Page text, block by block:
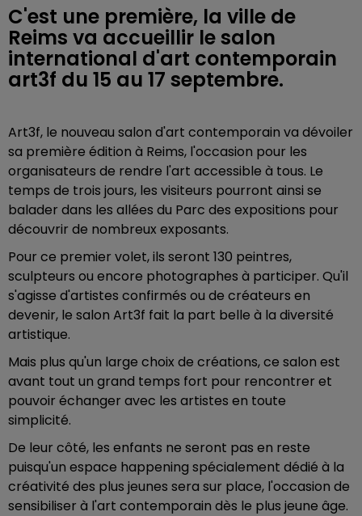
C'est une première, la ville de
Reims va accueillir le salon
international d'art contemporain
art3f du 15 au 17 septembre.
Art3f, le nouveau salon d'art contemporain va dévoiler
sa première édition à Reims, l'occasion pour les
organisateurs de rendre l'art accessible à tous. Le
temps de trois jours, les visiteurs pourront ainsi se
balader dans les allées du Parc des expositions pour
découvrir de nombreux exposants.
Pour ce premier volet, ils seront 130 peintres,
sculpteurs ou encore photographes à participer. Qu'il
s'agisse d'artistes confirmés ou de créateurs en
devenir, le salon Art3f fait la part belle à la diversité
artistique.
Mais plus qu'un large choix de créations, ce salon est
avant tout un grand temps fort pour rencontrer et
pouvoir échanger avec les artistes en toute
simplicité.
De leur côté, les enfants ne seront pas en reste
puisqu'un espace happening spécialement dédié à la
créativité des plus jeunes sera sur place, l'occasion de
sensibiliser à l'art contemporain dès le plus jeune âge.